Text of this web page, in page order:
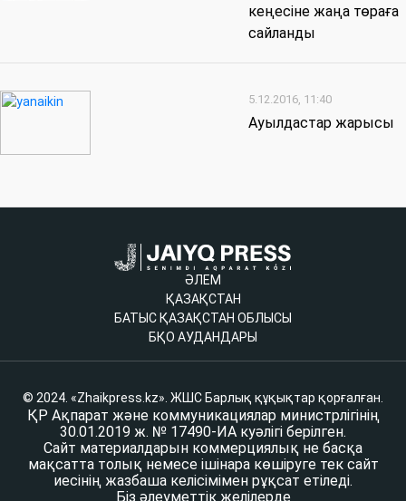
кеңесіне жаңа төраға
сайланды
5.12.2016, 11:40
Ауылдастар жарысы
ӘЛЕМ
ҚАЗАҚСТАН
БАТЫС ҚАЗАҚСТАН ОБЛЫСЫ
БҚО АУДАНДАРЫ
© 2024. «Zhaikpress.kz». ЖШС Барлық құқықтар қорғалған.
ҚР Ақпарат және коммуникациялар министрлігінің
30.01.2019 ж. № 17490-ИА куәлігі берілген.
Сайт материалдарын коммерциялық не басқа
мақсатта толық немесе ішінара көшіруге тек сайт
иесінің жазбаша келісімімен рұқсат етіледі.
Біз әлеуметтік желілерде